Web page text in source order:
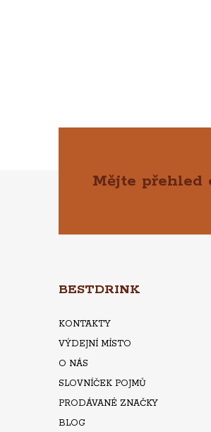
Mějte přehled
BESTDRINK
KONTAKTY
VÝDEJNÍ MÍSTO
O NÁS
SLOVNÍČEK POJMŮ
PRODÁVANÉ ZNAČKY
BLOG